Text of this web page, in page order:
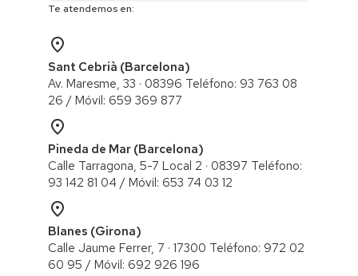
Te atendemos en:
place
Sant Cebrià (Barcelona)
Av. Maresme, 33 · 08396 Teléfono: 93 763 08
26 / ​Móvil: 659 369 877
place
Pineda de Mar (Barcelona)
Calle Tarragona, 5-7 Local 2 · 08397 Teléfono:
93 142 81 04 / Móvil: 653 74 03 12
place
Blanes (Girona)
Calle Jaume Ferrer, 7 · 17300 Teléfono: 972 02
60 95 / ​Móvil: 692 926 196